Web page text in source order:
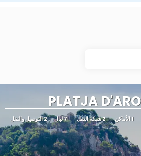
PLATJA D'ARO
1 الأماكن 2 شبكة النقل 7 ليال 2 التوصيل والنقل